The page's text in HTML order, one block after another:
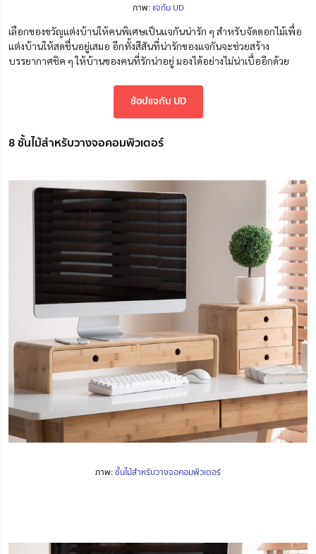
ภาพ: แจกัน UD
เลือกของขวัญแต่งบ้านให้คนพิเศษเป็นแจกันน่ารัก ๆ สำหรับจัดดอกไม้เพื่อ
แต่งบ้านให้สดชื่นอยู่เสมอ อีกทั้งสีสันที่น่ารักของแจกันจะช่วยสร้าง
บรรยากาศชิค ๆให้บ้านของคนที่รักน่าอยู่ มองได้อย่างไม่น่าเบื่ออีกด้วย
ช้อปแจกัน UD
8 ชั้นไม้สำหรับวางจอคอมพิวเตอร์
ภาพ:ชั้นไม้สำหรับวางจอคอมพิวเตอร์